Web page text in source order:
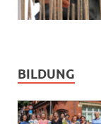
BILDUNG